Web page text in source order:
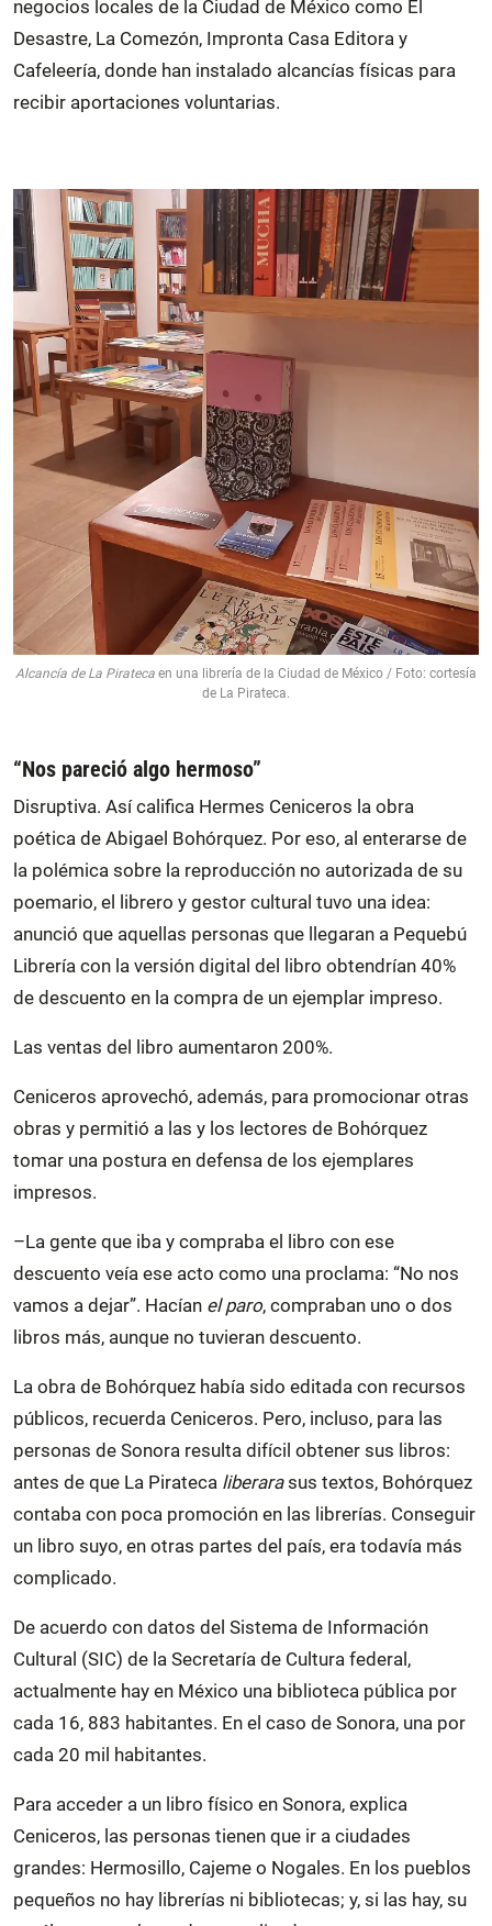
negocios locales de la Ciudad de México como El
Desastre, La Comezón, Impronta Casa Editora y
Cafeleería, donde han instalado alcancías físicas para
recibir aportaciones voluntarias.
Alcancía de La Pirateca en una librería de la Ciudad de México / Foto: cortesía
de La Pirateca.
“Nos pareció algo hermoso”
Disruptiva. Así califica Hermes Ceniceros la obra
poética de Abigael Bohórquez. Por eso, al enterarse de
la polémica sobre la reproducción no autorizada de su
poemario, el librero y gestor cultural tuvo una idea:
anunció que aquellas personas que llegaran a Pequebú
Librería con la versión digital del libro obtendrían 40%
de descuento en la compra de un ejemplar impreso.
Las ventas del libro aumentaron 200%.
Ceniceros aprovechó, además, para promocionar otras
obras y permitió a las y los lectores de Bohórquez
tomar una postura en defensa de los ejemplares
impresos.
–La gente que iba y compraba el libro con ese
descuento veía ese acto como una proclama: “No nos
vamos a dejar”. Hacían el paro, compraban uno o dos
libros más, aunque no tuvieran descuento.
La obra de Bohórquez había sido editada con recursos
públicos, recuerda Ceniceros. Pero, incluso, para las
personas de Sonora resulta difícil obtener sus libros:
antes de que La Pirateca liberarasus textos, Bohórquez
contaba con poca promoción en las librerías. Conseguir
un libro suyo, en otras partes del país, era todavía más
complicado.
De acuerdo con datos del Sistema de Información
Cultural (SIC) de la Secretaría de Cultura federal,
actualmente hay en México una biblioteca pública por
cada 16, 883 habitantes. En el caso de Sonora, una por
cada 20 mil habitantes.
Para acceder a un libro físico en Sonora, explica
Ceniceros, las personas tienen que ir a ciudades
grandes: Hermosillo, Cajeme o Nogales. En los pueblos
pequeños no hay librerías ni bibliotecas; y, si las hay, su